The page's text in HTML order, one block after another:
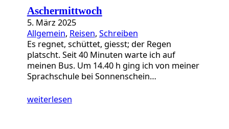
Aschermittwoch
5. März 2025
Allgemein, Reisen, Schreiben
Es regnet, schüttet, giesst; der Regen
platscht. Seit 40 Minuten warte ich auf
meinen Bus. Um 14.40 h ging ich von meiner
Sprachschule bei Sonnenschein…
weiterlesen